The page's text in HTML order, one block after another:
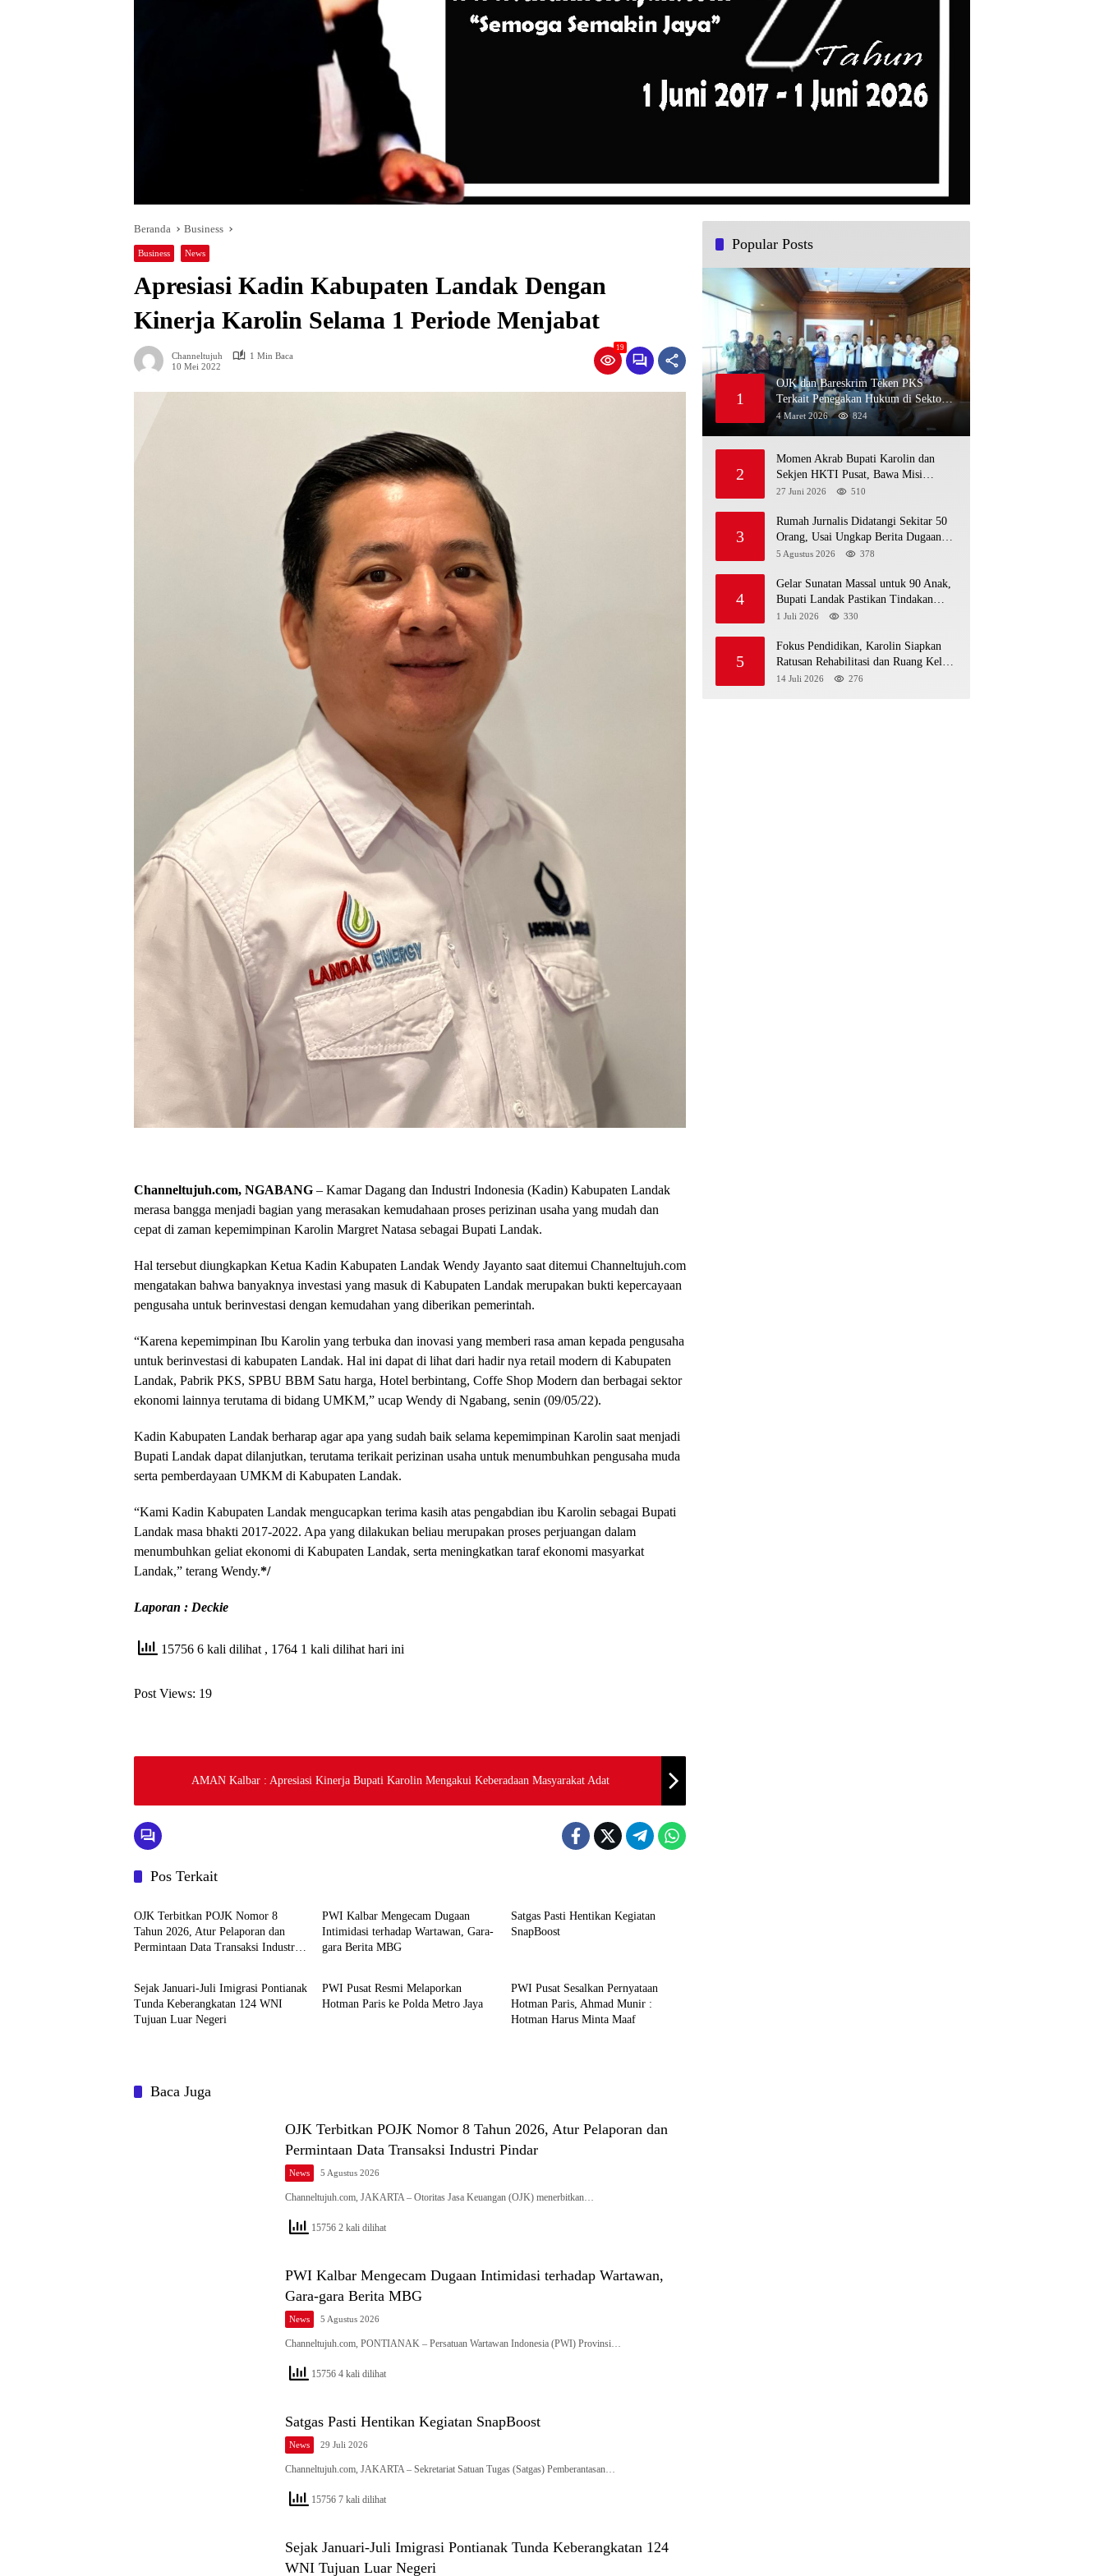
Beranda Business
Business News
Apresiasi Kadin Kabupaten Landak Dengan
Kinerja Karolin Selama 1 Periode Menjabat
Channeltujuh
1 Min Baca
10 Mei 2022
19
Channeltujuh.com, NGABANG – Kamar Dagang dan Industri Indonesia (Kadin) Kabupaten Landak
merasa bangga menjadi bagian yang merasakan kemudahaan proses perizinan usaha yang mudah dan
cepat di zaman kepemimpinan Karolin Margret Natasa sebagai Bupati Landak.
Hal tersebut diungkapkan Ketua Kadin Kabupaten Landak Wendy Jayanto saat ditemui Channeltujuh.com
mengatakan bahwa banyaknya investasi yang masuk di Kabupaten Landak merupakan bukti kepercayaan
pengusaha untuk berinvestasi dengan kemudahan yang diberikan pemerintah.
“Karena kepemimpinan Ibu Karolin yang terbuka dan inovasi yang memberi rasa aman kepada pengusaha
untuk berinvestasi di kabupaten Landak. Hal ini dapat di lihat dari hadir nya retail modern di Kabupaten
Landak, Pabrik PKS, SPBU BBM Satu harga, Hotel berbintang, Coffe Shop Modern dan berbagai sektor
ekonomi lainnya terutama di bidang UMKM,” ucap Wendy di Ngabang, senin (09/05/22).
Kadin Kabupaten Landak berharap agar apa yang sudah baik selama kepemimpinan Karolin saat menjadi
Bupati Landak dapat dilanjutkan, terutama terikait perizinan usaha untuk menumbuhkan pengusaha muda
serta pemberdayaan UMKM di Kabupaten Landak.
“Kami Kadin Kabupaten Landak mengucapkan terima kasih atas pengabdian ibu Karolin sebagai Bupati
Landak masa bhakti 2017-2022. Apa yang dilakukan beliau merupakan proses perjuangan dalam
menumbuhkan geliat ekonomi di Kabupaten Landak, serta meningkatkan taraf ekonomi masyarkat
Landak,” terang Wendy.*/
Laporan : Deckie
15756 6 kali dilihat , 1764 1 kali dilihat hari ini
Post Views: 19
AMAN Kalbar : Apresiasi Kinerja Bupati Karolin Mengakui Keberadaan Masyarakat Adat
Pos Terkait
News
OJK Terbitkan POJK Nomor 8
Tahun 2026, Atur Pelaporan dan
Permintaan Data Transaksi Industri
PWI Kalbar Mengecam Dugaan
Intimidasi terhadap Wartawan, Gara-
gara Berita MBG
Satgas Pasti Hentikan Kegiatan
SnapBoost
Sejak Januari-Juli Imigrasi Pontianak
Tunda Keberangkatan 124 WNI
Tujuan Luar Negeri
PWI Pusat Resmi Melaporkan
Hotman Paris ke Polda Metro Jaya
PWI Pusat Sesalkan Pernyataan
Hotman Paris, Ahmad Munir :
Hotman Harus Minta Maaf
Baca Juga
OJK Terbitkan POJK Nomor 8 Tahun 2026, Atur Pelaporan dan
Permintaan Data Transaksi Industri Pindar
News 5 Agustus 2026
Channeltujuh.com, JAKARTA – Otoritas Jasa Keuangan (OJK) menerbitkan…
15756 2 kali dilihat
PWI Kalbar Mengecam Dugaan Intimidasi terhadap Wartawan,
Gara-gara Berita MBG
News 5 Agustus 2026
Channeltujuh.com, PONTIANAK – Persatuan Wartawan Indonesia (PWI) Provinsi…
15756 4 kali dilihat
Satgas Pasti Hentikan Kegiatan SnapBoost
News 29 Juli 2026
Channeltujuh.com, JAKARTA – Sekretariat Satuan Tugas (Satgas) Pemberantasan…
15756 7 kali dilihat
Sejak Januari-Juli Imigrasi Pontianak Tunda Keberangkatan 124
WNI Tujuan Luar Negeri
Popular Posts
1
OJK dan Bareskrim Teken PKS
Terkait Penegakan Hukum di Sektor
Jasa Keuangan
4 Maret 2026 824
2
Momen Akrab Bupati Karolin dan
Sekjen HKTI Pusat, Bawa Misi
Pertanian Modern
27 Juni 2026 510
3
Rumah Jurnalis Didatangi Sekitar 50
Orang, Usai Ungkap Berita Dugaan
MBG Bermasalah di Ketapang
5 Agustus 2026 378
4
Gelar Sunatan Massal untuk 90 Anak,
Bupati Landak Pastikan Tindakan
Sesuai Standar Medis
1 Juli 2026 330
5
Fokus Pendidikan, Karolin Siapkan
Ratusan Rehabilitasi dan Ruang Kelas
Baru di Landak
14 Juli 2026 276